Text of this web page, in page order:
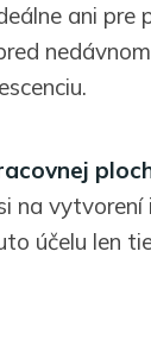
ani pre
nedávnom
na
účelu len